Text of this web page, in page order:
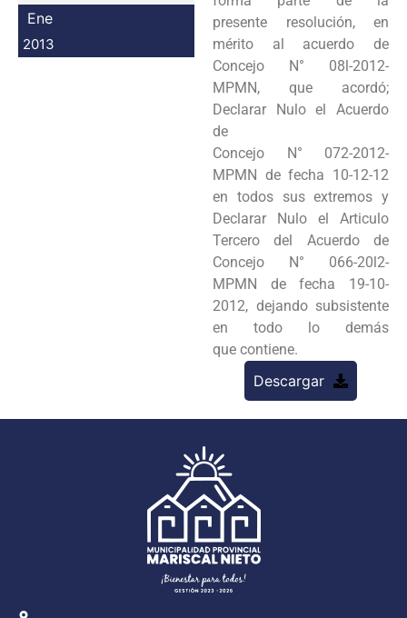
Ene
2013
presente resolución, en
mérito al acuerdo de
Concejo N° 08l-2012-
MPMN, que acordó;
Declarar Nulo el Acuerdo
de
Concejo N° 072-2012-
MPMN de fecha 10-12-12
en todos sus extremos y
Declarar Nulo el Articulo
Tercero del Acuerdo de
Concejo N° 066-20l2-
MPMN de fecha 19-10-
2012, dejando subsistente
en todo lo demás
que contiene.
Descargar